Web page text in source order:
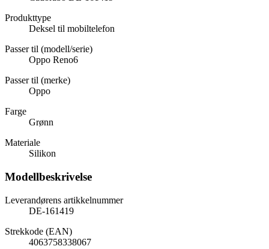
Produkttype
Deksel til mobiltelefon
Passer til (modell/serie)
Oppo Reno6
Passer til (merke)
Oppo
Farge
Grønn
Materiale
Silikon
Modellbeskrivelse
Leverandørens artikkelnummer
DE-161419
Strekkode (EAN)
4063758338067